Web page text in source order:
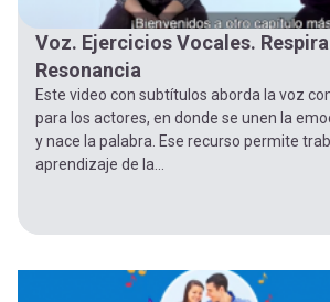
Voz. Ejercicios Vocales.
Resonancia
Este video con subtítulos aborda la voz
para los actores, en donde se unen la
y nace la palabra. Ese recurso permite
aprendizaje de la...